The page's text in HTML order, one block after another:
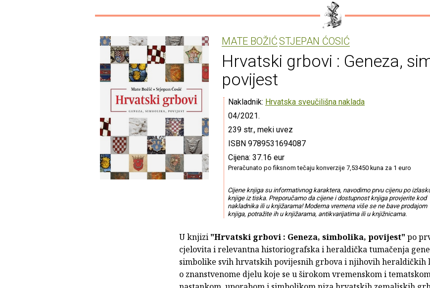
MATE BOŽIĆSTJEPAN ĆOSIĆ
Hrvatski grbovi : Geneza,
povijest
Nakladnik: Hrvatska sveučilišna naklada
04/2021.
239 str., meki uvez
ISBN 9789531694087
Cijena: 37.16 eur
Preračunato po fiksnom tečaju konverzije 7,53450 kuna za 1 euro
Cijene knjiga su informativnog karaktera, navodimo prvu cijenu po
knjige iz tiska. Preporučamo da cijene i dostupnost knjiga provjerite kod
nakladnika ili u knjižarama! Moderna vremena više se ne bave prodajom
knjiga, potražite ih u knjižarama, antikvarijatima ili u knjižnicama.
U knjizi "Hrvatski grbovi : Geneza, simbolika, povijest" po
cjelovita i relevantna historiografska i heraldička tumačenja
simbolike svih hrvatskih povijesnih grbova i njihovih heraldičkih
o znanstvenome djelu koje se u širokom vremenskom i